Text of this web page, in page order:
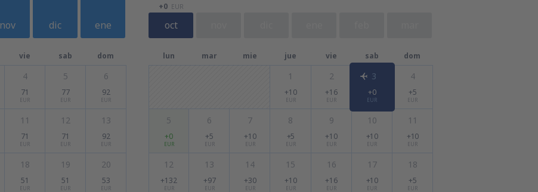
nov dic ene
vie sab dom
4
71
EUR
5
77
EUR
6
92
EUR
11
71
EUR
12
71
EUR
13
92
EUR
18
51
EUR
19
51
EUR
20
53
EUR
oct
+0 EUR
lun mar mie jue vie sab dom
1
+10
EUR
2
+16
EUR
3
+0
EUR
4
+5
EUR
5
+0
EUR
6
+5
EUR
7
+10
EUR
8
+5
EUR
9
+10
EUR
10
+10
EUR
11
+10
EUR
12
+132
EUR
13
+97
EUR
14
+30
EUR
15
+10
EUR
16
+16
EUR
17
+10
EUR
18
+5
EUR